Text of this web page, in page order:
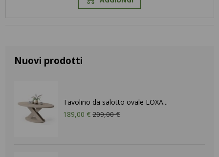
Nuovi prodotti
Tavolino da salotto ovale LOXA...
189,00 € 209,00 €